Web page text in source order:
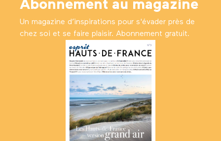
Abonnement au magazine
Un magazine d’inspirations pour s'évader près de
chez soi et se faire plaisir. Abonnement gratuit.